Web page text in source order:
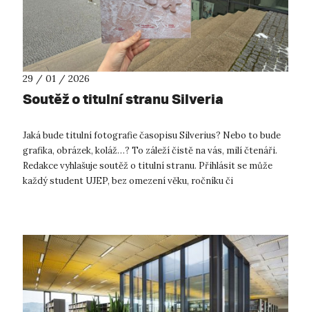
29 / 01 / 2026
Soutěž o titulní stranu Silveria
Jaká bude titulní fotografie časopisu Silverius? Nebo to bude
grafika, obrázek, koláž…? To záleží čistě na vás, milí čtenáři.
Redakce vyhlašuje soutěž o titulní stranu. Přihlásit se může
každý student UJEP, bez omezení věku, ročníku či